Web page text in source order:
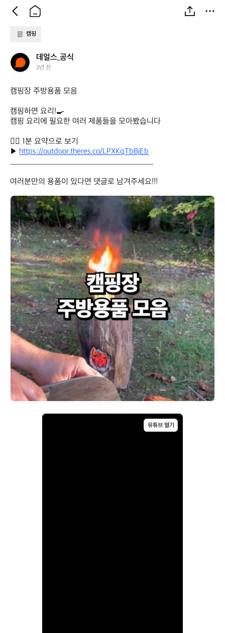
캠핑
데
얼
_
공
식
데얼스_공식
2년 전
캠핑장 주방용품 모음
캠핑하면 요리!🍳
캠핑 요리에 필요한 여러 제품들을 모아봤습니다
✋🏻 1분 요약으로 보기
▶️ https://outdoor.theres.co/LPXKqTbBjEb
_________________________________________________________
여러분만의 용품이 있다면 댓글로 남겨주세요!!!
데
얼
스
_
공
식
유튜브 열기